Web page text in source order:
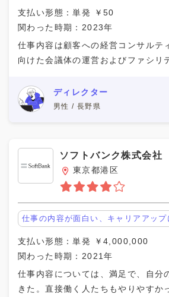
支払い形態：単発 ￥50
関わった時期：2023年
仕事内容は顧客への経営コンサルテ
向けた会議体の運営およびファシリ
験などが豊富で、大企業だけあって
ディレクター
男性 / 長野県
ソフトバンク株式会社
東京都港区
仕事の内容が面白い、キャリアアップ
支払い形態：単発 ￥4,000,000
関わった時期：2021年
仕事内容については、満足で、自分
きた。直接働く人たちもやりやすか